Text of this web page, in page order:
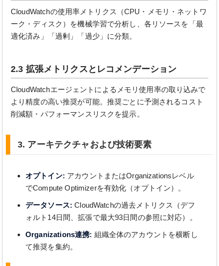
CloudWatchの使用率メトリクス（CPU・メモリ・ネットワ
ーク・ディスク）を機械学習で分析し、各リソースを「最
適化済み」「過剰」「過少」に分類。
2.3 拡張メトリクスとレコメンデーション
CloudWatchエージェントによるメモリ使用率の取り込みで
より精度の高い推奨が可能。推奨ごとに予測されるコスト
削減額・パフォーマンスリスクを提示。
3. アーキテクチャおよび技術要素
オプトイン: アカウントまたはOrganizationsレベル
でCompute Optimizerを有効化（オプトイン）。
データソース: CloudWatchの過去メトリクス（デフ
ォルト14日間、拡張で最大93日間の参照に対応）。
Organizations連携: 組織全体のアカウントを横断し
て推奨を集約。